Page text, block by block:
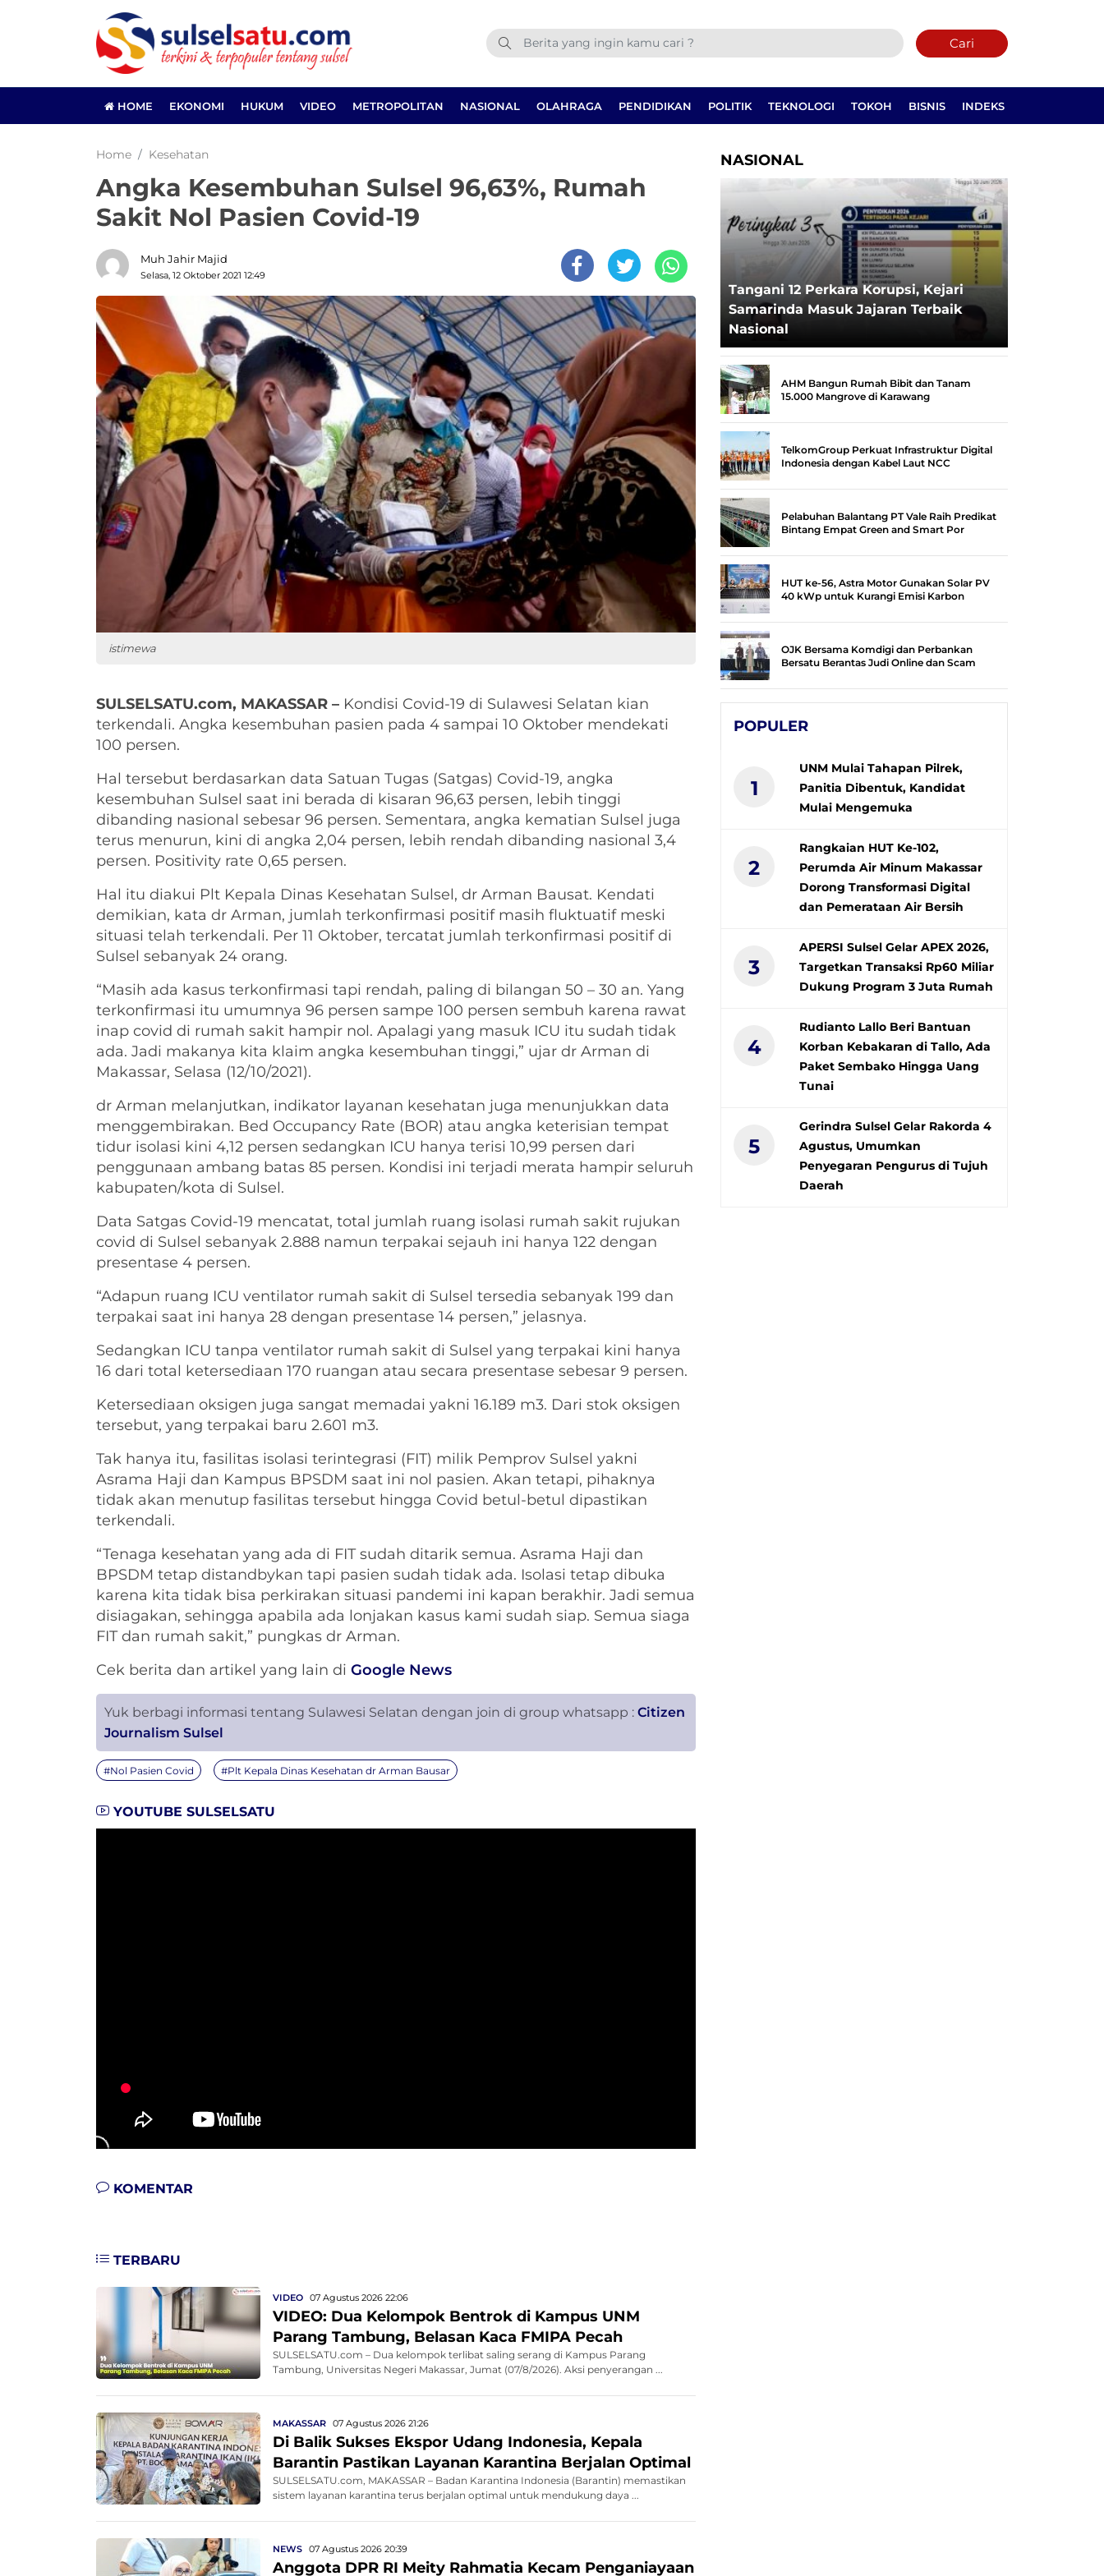
Cari
HOME EKONOMI HUKUM VIDEO METROPOLITAN NASIONAL OLAHRAGA PENDIDIKAN POLITIK TEKNOLOGI TOKOH BISNIS INDEKS
Home Kesehatan
Angka Kesembuhan Sulsel 96,63%, Rumah
Sakit Nol Pasien Covid-19
Muh Jahir Majid
Selasa, 12 Oktober 2021 12:49
istimewa
SULSELSATU.com, MAKASSAR – Kondisi Covid-19 di Sulawesi Selatan kian
terkendali. Angka kesembuhan pasien pada 4 sampai 10 Oktober mendekati
100 persen.
Hal tersebut berdasarkan data Satuan Tugas (Satgas) Covid-19, angka
kesembuhan Sulsel saat ini berada di kisaran 96,63 persen, lebih tinggi
dibanding nasional sebesar 96 persen. Sementara, angka kematian Sulsel juga
terus menurun, kini di angka 2,04 persen, lebih rendah dibanding nasional 3,4
persen. Positivity rate 0,65 persen.
Hal itu diakui Plt Kepala Dinas Kesehatan Sulsel, dr Arman Bausat. Kendati
demikian, kata dr Arman, jumlah terkonfirmasi positif masih fluktuatif meski
situasi telah terkendali. Per 11 Oktober, tercatat jumlah terkonfirmasi positif di
Sulsel sebanyak 24 orang.
“Masih ada kasus terkonfirmasi tapi rendah, paling di bilangan 50 – 30 an. Yang
terkonfirmasi itu umumnya 96 persen sampe 100 persen sembuh karena rawat
inap covid di rumah sakit hampir nol. Apalagi yang masuk ICU itu sudah tidak
ada. Jadi makanya kita klaim angka kesembuhan tinggi,” ujar dr Arman di
Makassar, Selasa (12/10/2021).
dr Arman melanjutkan, indikator layanan kesehatan juga menunjukkan data
menggembirakan. Bed Occupancy Rate (BOR) atau angka keterisian tempat
tidur isolasi kini 4,12 persen sedangkan ICU hanya terisi 10,99 persen dari
penggunaan ambang batas 85 persen. Kondisi ini terjadi merata hampir seluruh
kabupaten/kota di Sulsel.
Data Satgas Covid-19 mencatat, total jumlah ruang isolasi rumah sakit rujukan
covid di Sulsel sebanyak 2.888 namun terpakai sejauh ini hanya 122 dengan
presentase 4 persen.
“Adapun ruang ICU ventilator rumah sakit di Sulsel tersedia sebanyak 199 dan
terpakai saat ini hanya 28 dengan presentase 14 persen,” jelasnya.
Sedangkan ICU tanpa ventilator rumah sakit di Sulsel yang terpakai kini hanya
16 dari total ketersediaan 170 ruangan atau secara presentase sebesar 9 persen.
Ketersediaan oksigen juga sangat memadai yakni 16.189 m3. Dari stok oksigen
tersebut, yang terpakai baru 2.601 m3.
Tak hanya itu, fasilitas isolasi terintegrasi (FIT) milik Pemprov Sulsel yakni
Asrama Haji dan Kampus BPSDM saat ini nol pasien. Akan tetapi, pihaknya
tidak akan menutup fasilitas tersebut hingga Covid betul-betul dipastikan
terkendali.
“Tenaga kesehatan yang ada di FIT sudah ditarik semua. Asrama Haji dan
BPSDM tetap distandbykan tapi pasien sudah tidak ada. Isolasi tetap dibuka
karena kita tidak bisa perkirakan situasi pandemi ini kapan berakhir. Jadi semua
disiagakan, sehingga apabila ada lonjakan kasus kami sudah siap. Semua siaga
FIT dan rumah sakit,” pungkas dr Arman.
Cek berita dan artikel yang lain di Google News
Yuk berbagi informasi tentang Sulawesi Selatan dengan join di group whatsapp : Citizen
Journalism Sulsel
#Nol Pasien Covid #Plt Kepala Dinas Kesehatan dr Arman Bausar
YOUTUBE SULSELSATU
KOMENTAR
TERBARU
VIDEO 07 Agustus 2026 22:06
VIDEO: Dua Kelompok Bentrok di Kampus UNM
Parang Tambung, Belasan Kaca FMIPA Pecah
SULSELSATU.com – Dua kelompok terlibat saling serang di Kampus Parang
Tambung, Universitas Negeri Makassar, Jumat (07/8/2026). Aksi penyerangan ...
MAKASSAR 07 Agustus 2026 21:26
Di Balik Sukses Ekspor Udang Indonesia, Kepala
Barantin Pastikan Layanan Karantina Berjalan Optimal
SULSELSATU.com, MAKASSAR – Badan Karantina Indonesia (Barantin) memastikan
sistem layanan karantina terus berjalan optimal untuk mendukung daya ...
NEWS 07 Agustus 2026 20:39
Anggota DPR RI Meity Rahmatia Kecam Penganiayaan
NASIONAL
Tangani 12 Perkara Korupsi, Kejari
Samarinda Masuk Jajaran Terbaik
Nasional
AHM Bangun Rumah Bibit dan Tanam
15.000 Mangrove di Karawang
TelkomGroup Perkuat Infrastruktur Digital
Indonesia dengan Kabel Laut NCC
Pelabuhan Balantang PT Vale Raih Predikat
Bintang Empat Green and Smart Por
HUT ke-56, Astra Motor Gunakan Solar PV
40 kWp untuk Kurangi Emisi Karbon
OJK Bersama Komdigi dan Perbankan
Bersatu Berantas Judi Online dan Scam
POPULER
1
UNM Mulai Tahapan Pilrek,
Panitia Dibentuk, Kandidat
Mulai Mengemuka
2
Rangkaian HUT Ke-102,
Perumda Air Minum Makassar
Dorong Transformasi Digital
dan Pemerataan Air Bersih
3
APERSI Sulsel Gelar APEX 2026,
Targetkan Transaksi Rp60 Miliar
Dukung Program 3 Juta Rumah
4
Rudianto Lallo Beri Bantuan
Korban Kebakaran di Tallo, Ada
Paket Sembako Hingga Uang
Tunai
5
Gerindra Sulsel Gelar Rakorda 4
Agustus, Umumkan
Penyegaran Pengurus di Tujuh
Daerah